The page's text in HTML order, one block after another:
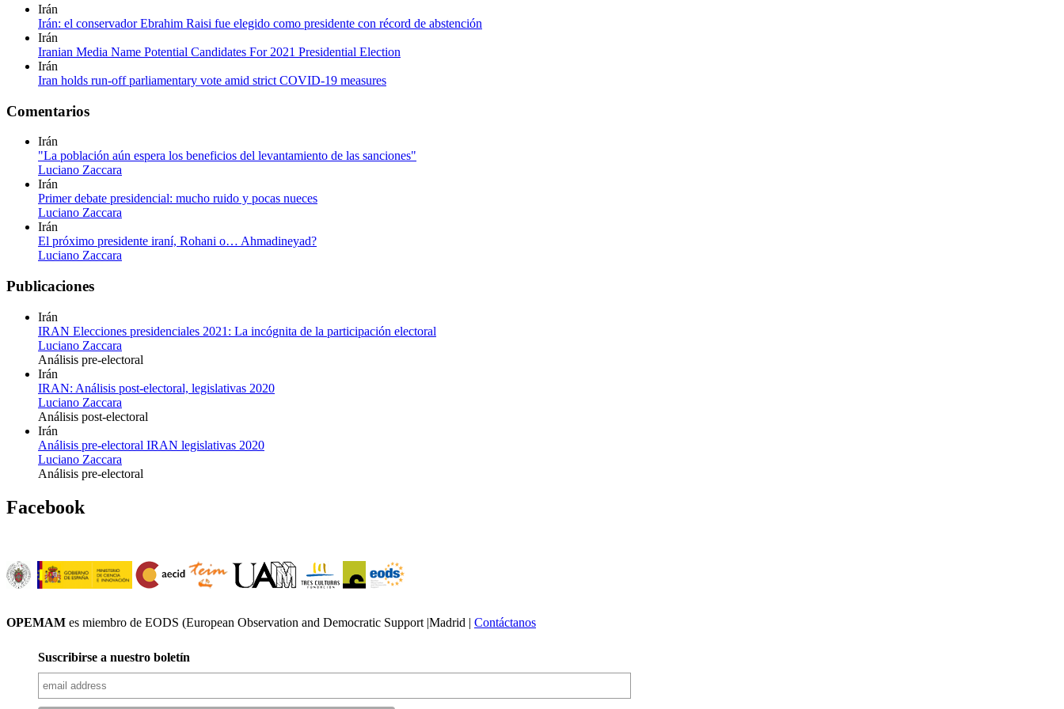
Irán
Irán: el conservador Ebrahim Raisi fue elegido como presidente con récord de abstención
Irán
Iranian Media Name Potential Candidates For 2021 Presidential Election
Irán
Iran holds run-off parliamentary vote amid strict COVID-19 measures
Comentarios
Irán
"La población aún espera los beneficios del levantamiento de las sanciones"
Luciano Zaccara
Irán
Primer debate presidencial: mucho ruido y pocas nueces
Luciano Zaccara
Irán
El próximo presidente iraní, Rohani o… Ahmadineyad?
Luciano Zaccara
Publicaciones
Irán
IRAN Elecciones presidenciales 2021: La incógnita de la participación electoral
Luciano Zaccara
Análisis pre-electoral
Irán
IRAN: Análisis post-electoral, legislativas 2020
Luciano Zaccara
Análisis post-electoral
Irán
Análisis pre-electoral IRAN legislativas 2020
Luciano Zaccara
Análisis pre-electoral
Facebook
OPEMAM es miembro de EODS (European Observation and Democratic Support |Madrid | Contáctanos
Suscribirse a nuestro boletín